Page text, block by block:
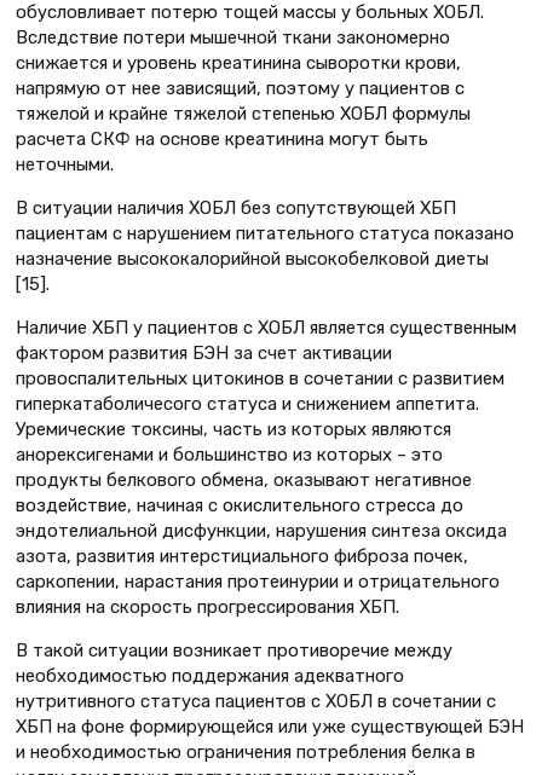
обусловливает потерю тощей массы у больных ХОБЛ.
Вследствие потери мышечной ткани закономерно
снижается и уровень креатинина сыворотки крови,
напрямую от нее зависящий, поэтому у пациентов с
тяжелой и крайне тяжелой степенью ХОБЛ формулы
расчета СКФ на основе креатинина могут быть
неточными.
В ситуации наличия ХОБЛ без сопутствующей ХБП
пациентам с нарушением питательного статуса показано
назначение высококалорийной высокобелковой диеты
[15].
Наличие ХБП у пациентов с ХОБЛ является существенным
фактором развития БЭН за счет активации
провоспалительных цитокинов в сочетании с развитием
гиперкатаболичесого статуса и снижением аппетита.
Уремические токсины, часть из которых являются
анорексигенами и большинство из которых – это
продукты белкового обмена, оказывают негативное
воздействие, начиная с окислительного стресса до
эндотелиальной дисфункции, нарушения синтеза оксида
азота, развития интерстициального фиброза почек,
саркопении, нарастания протеинурии и отрицательного
влияния на скорость прогрессирования ХБП.
В такой ситуации возникает противоречие между
необходимостью поддержания адекватного
нутритивного статуса пациентов с ХОБЛ в сочетании с
ХБП на фоне формирующейся или уже существующей БЭН
и необходимостью ограничения потребления белка в